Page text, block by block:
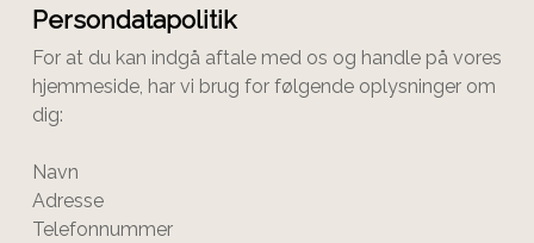
Persondatapolitik
For at du kan indgå aftale med os og handle på vores
hjemmeside, har vi brug for følgende oplysninger om
dig:
Navn
Adresse
Telefonnummer